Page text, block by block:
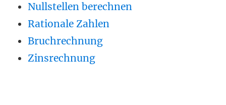
Nullstellen berechnen
Rationale Zahlen
Bruchrechnung
Zinsrechnung